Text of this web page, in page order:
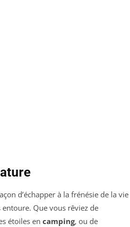
d’échapper à la frénésie de la vie
Que vous rêviez de
étoiles en camping, ou de